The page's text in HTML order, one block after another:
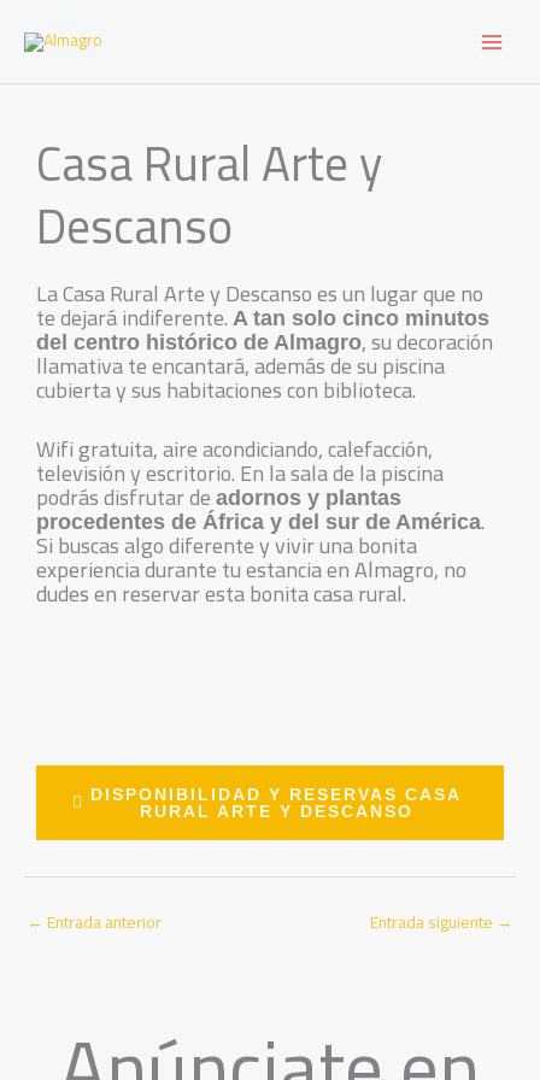
contenido
Casa Rural Arte y
Descanso
La Casa Rural Arte y Descanso es un lugar que no
te dejará indiferente. A tan solo cinco minutos
del centro histórico de Almagro, su decoración
llamativa te encantará, además de su piscina
cubierta y sus habitaciones con biblioteca.
Wifi gratuita, aire acondiciando, calefacción,
televisión y escritorio. En la sala de la piscina
podrás disfrutar de adornos y plantas
procedentes de África y del sur de América.
Si buscas algo diferente y vivir una bonita
experiencia durante tu estancia en Almagro, no
dudes en reservar esta bonita casa rural.
DISPONIBILIDAD Y RESERVAS CASA
RURAL ARTE Y DESCANSO
←Entrada anterior Entrada siguiente →